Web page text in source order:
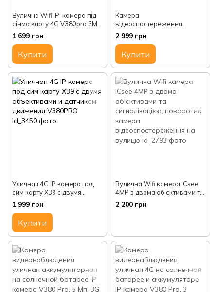
Вулична Wifi IP-камера під
сімма карту 4G V380pro 3MP,
Поворотна камера
відеоспостереження на
вулицю
1 699 грн
Купити
Камера
відеоспостереження
вулична 4G на сонячній
батареї та акумуляторі IP
камера V380 Pro 8MP, 2
лінзи, 3G, LTE, від сим карти,
датчик руху
2 999 грн
Купити
Уличная 4G IP камера под
сим карту X39 с двумя
объективами и датчиком
движения V380PRO
1 999 грн
Купити
Вулична Wifi камера ICsee
4MP з двома об'єктивами та
сигналізацією, поворотна
2 200 грн